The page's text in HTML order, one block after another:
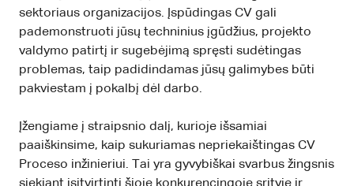
sektoriaus organizacijos. Įspūdingas CV gali
pademonstruoti jūsų techninius įgūdžius, projekto
valdymo patirtį ir sugebėjimą spręsti sudėtingas
problemas, taip padidindamas jūsų galimybes būti
pakviestam į pokalbį dėl darbo.
Įžengiame į straipsnio dalį, kurioje išsamiai
paaiškinsime, kaip sukuriamas nepriekaištingas CV
Proceso inžinieriui. Tai yra gyvybiškai svarbus žingsnis